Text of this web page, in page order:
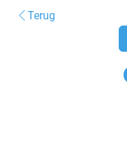
Terug